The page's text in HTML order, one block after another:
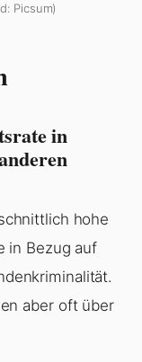
Picsum)
in
hohe
in Bezug auf
aber oft über